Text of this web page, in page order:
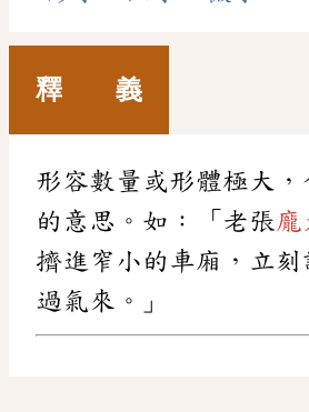
釋 義
形容數量或形體極大
的意思。如：「老張龐
擠進窄小的車廂，立刻
過氣來。」